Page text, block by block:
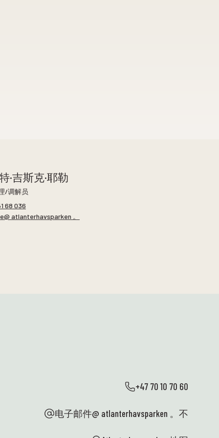
·吉斯克·耶勒
/调解员
68 036
atlanterhavsparken 。
+47 70 10 70 60
电子邮件@ atlanterhavsparken 。不